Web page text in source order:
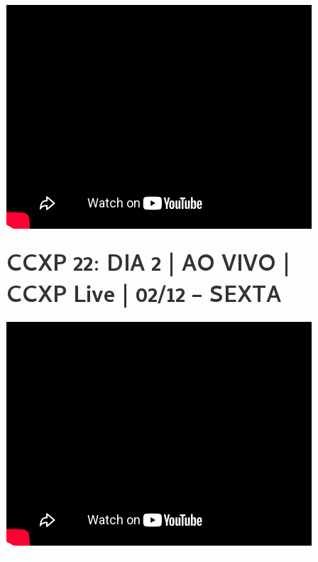
CCXP 22: DIA 2 | AO VIVO |
CCXP Live | 02/12 – SEXTA